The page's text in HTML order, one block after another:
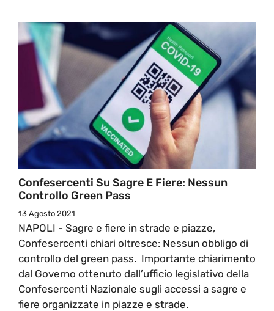
Confesercenti Su Sagre E Fiere: Nessun
Controllo Green Pass
13 Agosto 2021
NAPOLI - Sagre e fiere in strade e piazze,
Confesercenti chiari oltresce: Nessun obbligo di
controllo del green pass. Importante chiarimento
dal Governo ottenuto dall’ufficio legislativo della
Confesercenti Nazionale sugli accessi a sagre e
fiere organizzate in piazze e strade.